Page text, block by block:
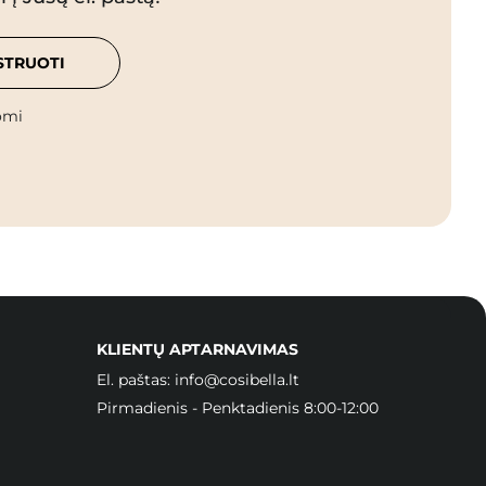
KLIENTŲ APTARNAVIMAS
El. paštas: info@cosibella.lt
Pirmadienis - Penktadienis 8:00-12:00